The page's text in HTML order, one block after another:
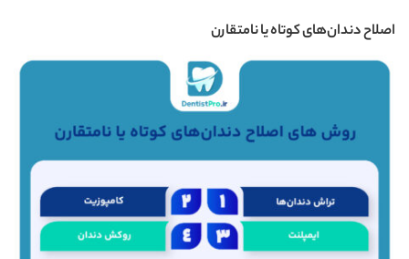
اصلاح دندان‌های کوتاه یا نامتقارن